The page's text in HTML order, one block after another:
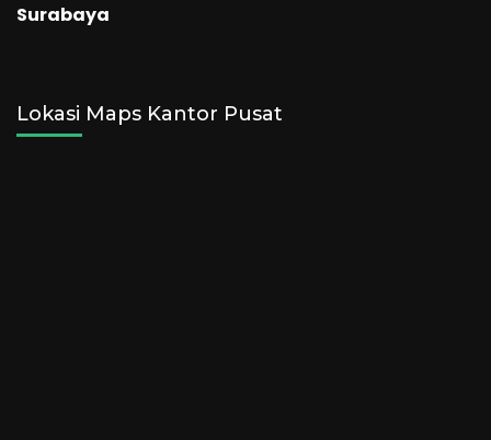
Surabaya
Lokasi Maps Kantor Pusat